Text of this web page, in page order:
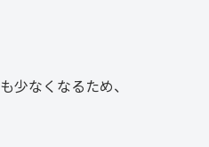
少なくなるため、